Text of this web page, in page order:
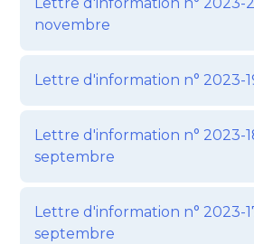
novembre
Lettre d'information n° 2023-
Lettre d'information n° 2023-
septembre
Lettre d'information n° 2023-
septembre